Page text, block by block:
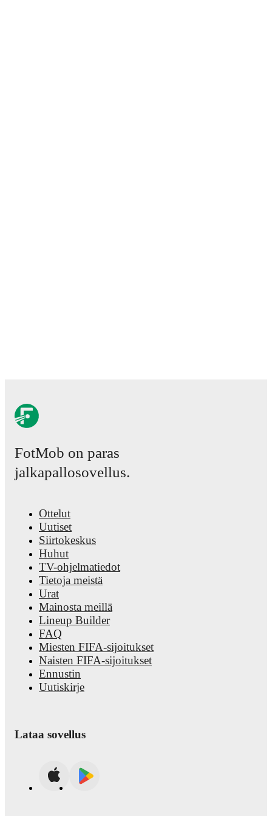
FotMob on paras
jalkapallosovellus.
Ottelut
Uutiset
Siirtokeskus
Huhut
TV-ohjelmatiedot
Tietoja meistä
Urat
Mainosta meillä
Lineup Builder
FAQ
Miesten FIFA-sijoitukset
Naisten FIFA-sijoitukset
Ennustin
Uutiskirje
Lataa sovellus